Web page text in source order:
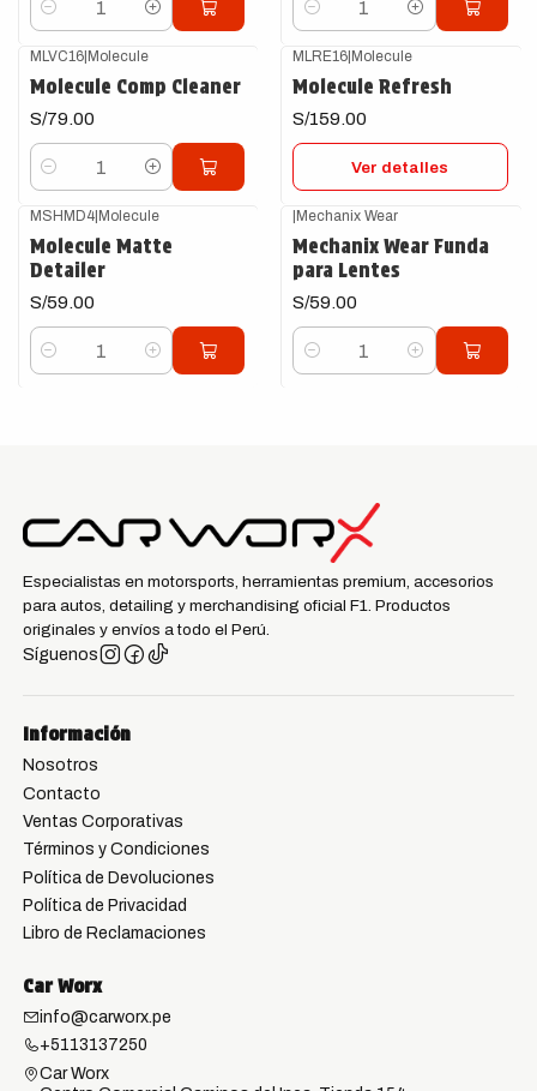
Cantidad Cantidad
MLVC16|Molecule
Molecule Comp Cleaner
S/79.00
Cantidad
MLRE16|Molecule
Molecule Refresh
S/159.00
Ver detalles
MSHMD4|Molecule
Molecule Matte
Detailer
S/59.00
Cantidad
|Mechanix Wear
Mechanix Wear Funda
para Lentes
S/59.00
Cantidad
Especialistas en motorsports, herramientas premium, accesorios
para autos, detailing y merchandising oficial F1. Productos
originales y envíos a todo el Perú.
Síguenos
Información
Nosotros
Contacto
Ventas Corporativas
Términos y Condiciones
Política de Devoluciones
Política de Privacidad
Libro de Reclamaciones
Car Worx
info@carworx.pe
+5113137250
Car Worx